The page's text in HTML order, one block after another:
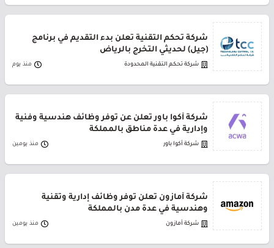
شركة تحكم التقنية تعلن بدء التقديم في برنامج
(جيل) لحديثي التخرج بالرياض
شركة تحكم التقنية المحدودة منذ يوم
شركة أكوا باور تعلن عن توفر وظائف هندسية وفنية
وإدارية في عدة مناطق بالمملكة
شركة أكوا باور منذ يومين
شركة أمازون تعلن توفر وظائف إدارية وتقنية
وهندسية في عدة مدن بالمملكة
شركة أمازون منذ يومين